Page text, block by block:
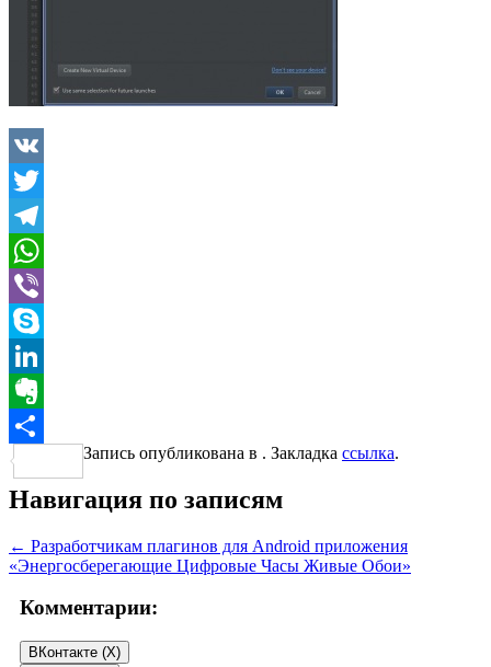
VK
Twitter
Telegram
WhatsApp
Viber
Skype
LinkedIn
Evernote
Отправить
Запись опубликована в . Закладка ссылка.
Навигация по записям
← Разработчикам плагинов для Android приложения
«Энергосберегающие Цифровые Часы Живые Обои»
Комментарии:
ВКонтакте (X)